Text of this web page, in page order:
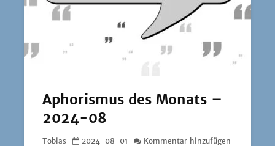
Aphorismus des Monats –
2024-08
Tobias 2024-08-01 Kommentar hinzufügen